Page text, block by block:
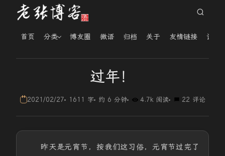
首页 分类 博友圈 微语 归档 关于 友情链接 读者
过年！
2021/02/27 1611 字 约 6 分钟 4.7k 阅读 22 评论
昨天是元宵节，按我们这习俗，元宵节过完了